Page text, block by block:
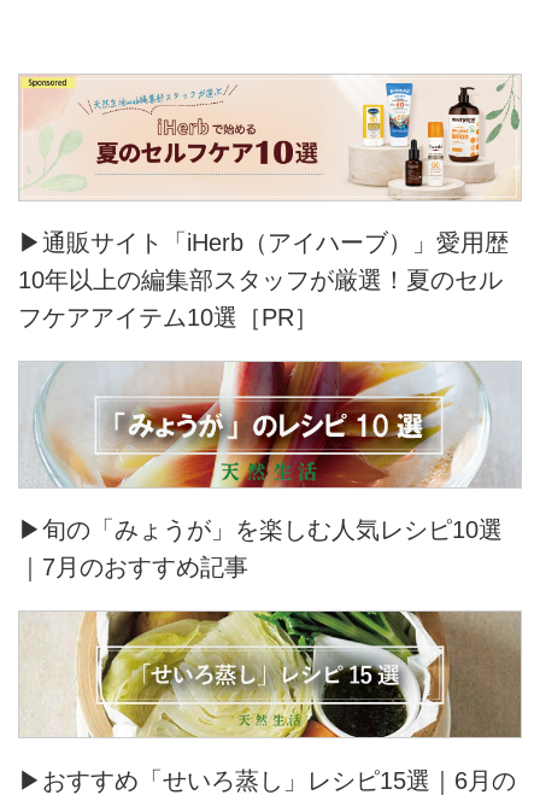
▶通販サイト「iHerb（アイハーブ）」愛用歴
10年以上の編集部スタッフが厳選！夏のセル
フケアアイテム10選［PR］
▶旬の「みょうが」を楽しむ人気レシピ10選
｜7月のおすすめ記事
▶おすすめ「せいろ蒸し」レシピ15選｜6月の